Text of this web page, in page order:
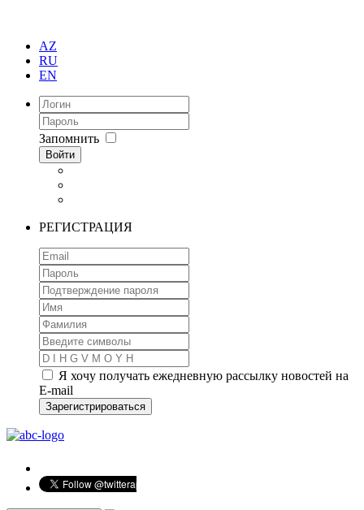
AZ
RU
EN
Запомнить
Войти
РЕГИСТРАЦИЯ
Я хочу получать ежедневную рассылку новостей на
E-mail
Зарегистрироваться